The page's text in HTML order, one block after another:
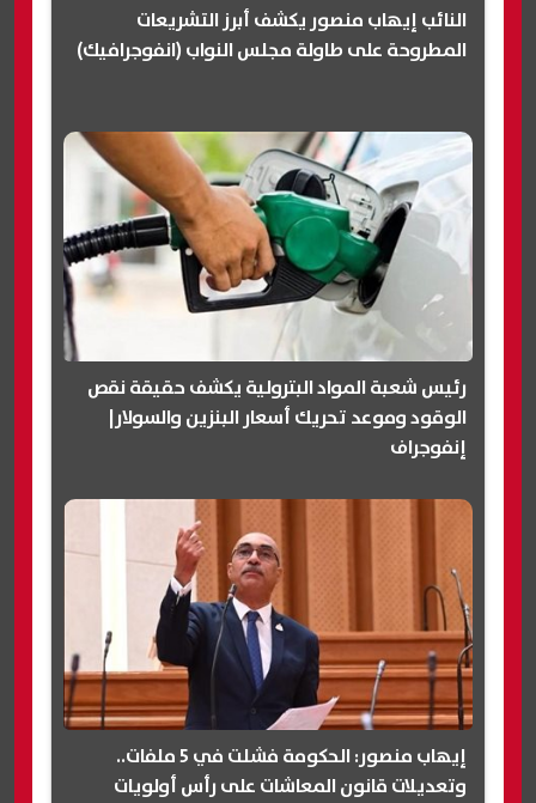
النائب إيهاب منصور يكشف أبرز التشريعات
المطروحة على طاولة مجلس النواب (انفوجرافيك)
رئيس شعبة المواد البترولية يكشف حقيقة نقص
الوقود وموعد تحريك أسعار البنزين والسولار|
إنفوجراف
إيهاب منصور: الحكومة فشلت في 5 ملفات..
وتعديلات قانون المعاشات على رأس أولويات